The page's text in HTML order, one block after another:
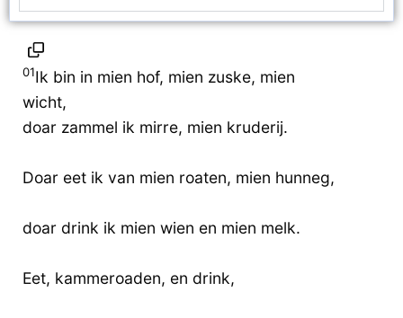
01Ik bin in mien hof, mien zuske, mien
wicht,
doar zammel ik mirre, mien kruderij.
Doar eet ik van mien roaten, mien hunneg,
doar drink ik mien wien en mien melk.
Eet, kammeroaden, en drink,